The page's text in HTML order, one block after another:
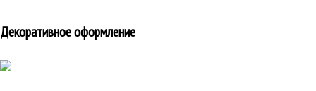
Декоративное оформление